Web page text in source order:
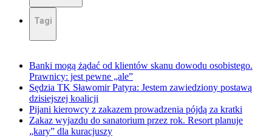
Tagi
Banki mogą żądać od klientów skanu dowodu osobistego.
Prawnicy: jest pewne „ale”
Sędzia TK Sławomir Patyra: Jestem zawiedziony postawą
dzisiejszej koalicji
Pijani kierowcy z zakazem prowadzenia pójdą za kratki
Zakaz wyjazdu do sanatorium przez rok. Resort planuje
„kary” dla kuracjuszy